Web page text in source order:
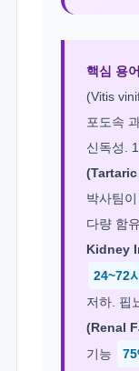
핵심 용
(Vitis
포도속
신독성.
박사팀
다량 함
Kidney
24~72
저하. 핍
(Renal
기능